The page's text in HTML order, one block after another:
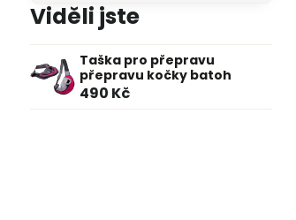
Viděli jste
Taška pro přepravu
přepravu kočky batoh
490 Kč